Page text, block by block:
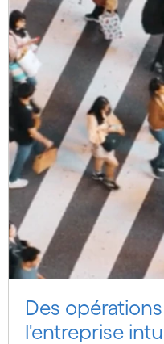
Des
l'entreprise